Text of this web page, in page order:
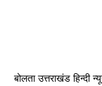
बोलता उत्तराखंड हिन्दी